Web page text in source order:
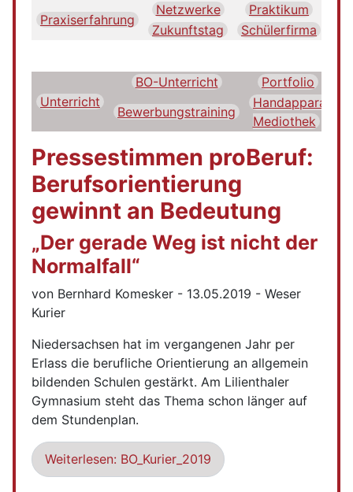
Praxiserfahrung
Netzwerke Praktikum
Zukunftstag Schülerfirma
Unterricht
BO-Unterricht Portfolio
Bewerbungstraining
Handapparat
Mediothek
Pressestimmen proBeruf:
Berufsorientierung
gewinnt an Bedeutung
„Der gerade Weg ist nicht der
Normalfall“
von Bernhard Komesker - 13.05.2019 - Weser
Kurier
Niedersachsen hat im vergangenen Jahr per
Erlass die berufliche Orientierung an allgemein
bildenden Schulen gestärkt. Am Lilienthaler
Gymnasium steht das Thema schon länger auf
dem Stundenplan.
Weiterlesen: BO_Kurier_2019